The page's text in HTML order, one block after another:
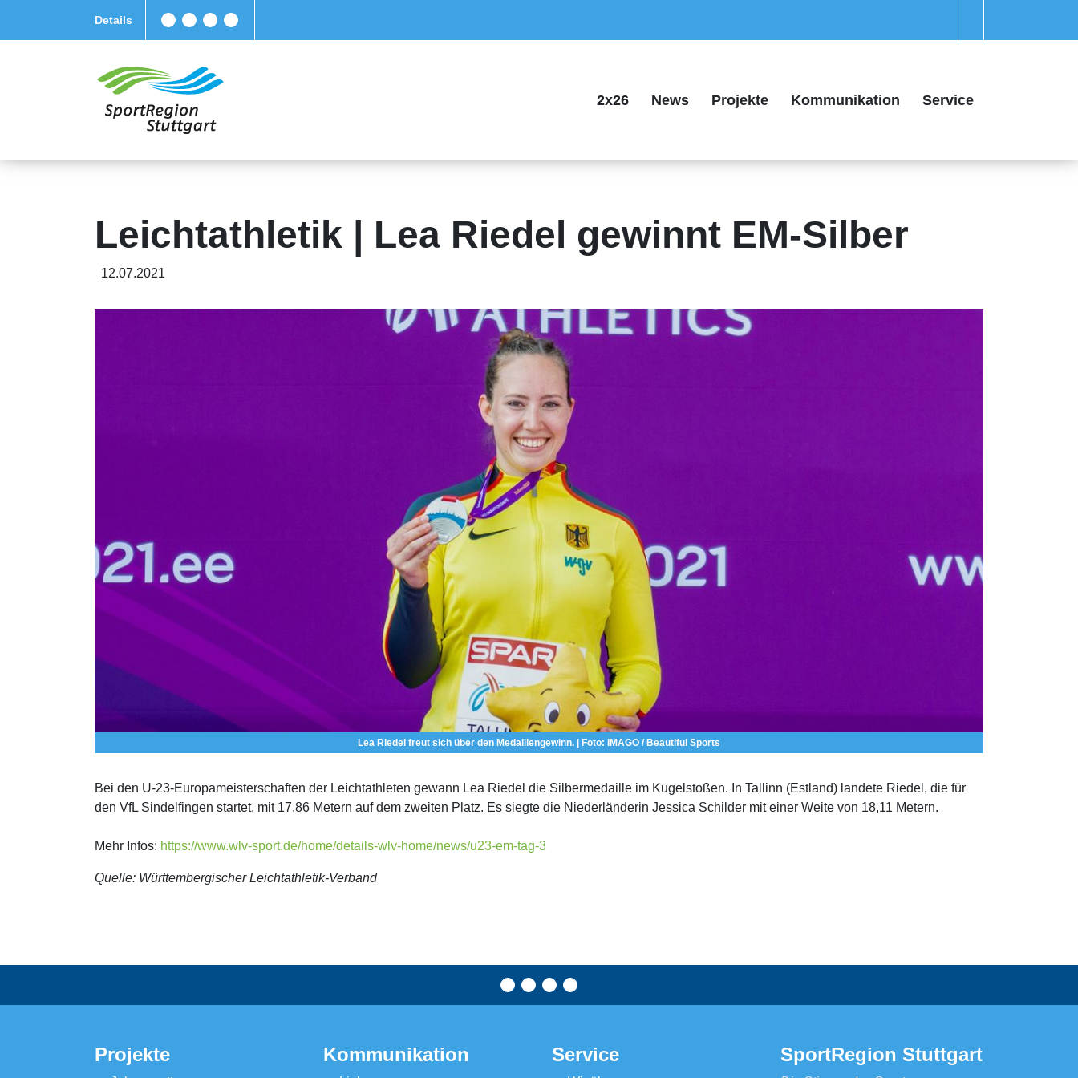
Details
2x26 News Projekte Kommunikation Service
Leichtathletik | Lea Riedel gewinnt EM-Silber
12.07.2021
Lea Riedel freut sich über den Medaillengewinn. | Foto: IMAGO / Beautiful Sports
Bei den U-23-Europameisterschaften der Leichtathleten gewann Lea Riedel die Silbermedaille im Kugelstoßen. In Tallinn (Estland) landete Riedel, die für
den VfL Sindelfingen startet, mit 17,86 Metern auf dem zweiten Platz. Es siegte die Niederländerin Jessica Schilder mit einer Weite von 18,11 Metern.
Mehr Infos: https://www.wlv-sport.de/home/details-wlv-home/news/u23-em-tag-3
Quelle: Württembergischer Leichtathletik-Verband
Projekte Kommunikation Service SportRegion Stuttgart